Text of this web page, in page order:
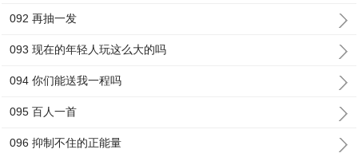
092 再抽一发
093 现在的年轻人玩这么大的吗
094 你们能送我一程吗
095 百人一首
096 抑制不住的正能量